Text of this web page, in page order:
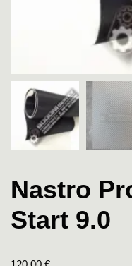
Nastro
Start 9.0